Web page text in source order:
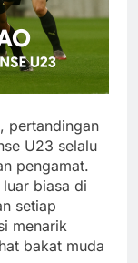
pertandingan
U23 selalu
pengamat.
biasa di
setiap
menarik
bakat muda